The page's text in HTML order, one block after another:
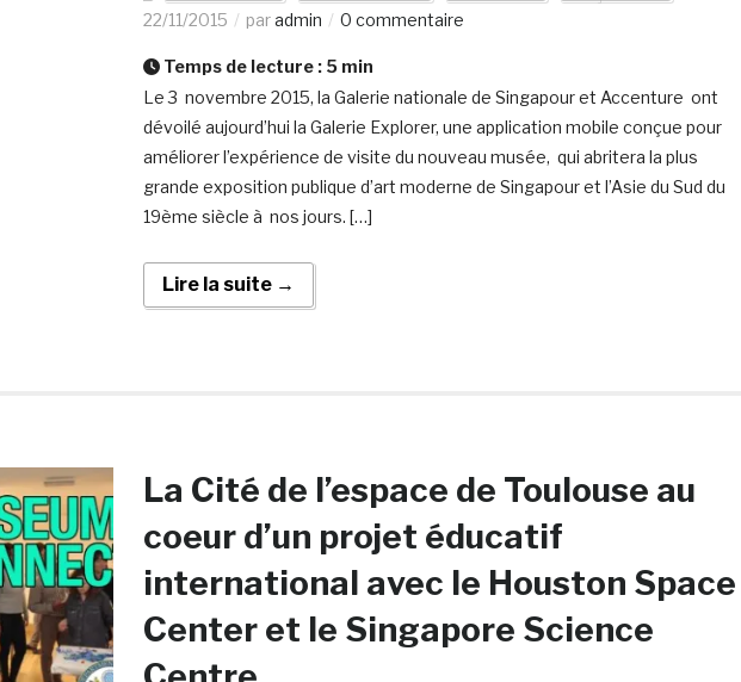
22/11/2015
paradmin 0 commentaire
Temps de lecture : 5 min
Le 3 novembre 2015, la Galerie nationale de Singapour et Accenture ont
dévoilé aujourd’hui la Galerie Explorer, une application mobile conçue pour
améliorer l’expérience de visite du nouveau musée, qui abritera la plus
grande exposition publique d’art moderne de Singapour et l’Asie du Sud du
19ème siècle à nos jours. […]
Lire la suite →
La Cité de l’espace de Toulouse au
coeur d’un projet éducatif
international avec le Houston Space
Center et le Singapore Science